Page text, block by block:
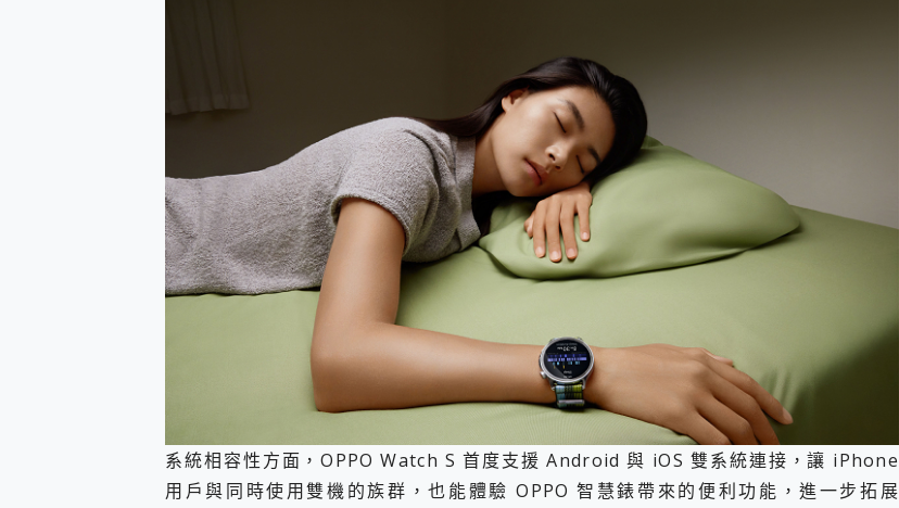
系統相容性方面，OPPO Watch S 首度支援 Android 與 iOS 雙系統連接，讓 iPhone
用戶與同時使用雙機的族群，也能體驗 OPPO 智慧錶帶來的便利功能，進一步拓展